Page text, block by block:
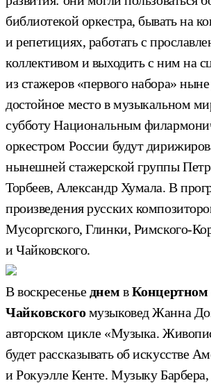
библиотекой оркестра, бывать на
и репетициях, работать с
коллективом и выходить с ним на
из стажеров «первого набора»
достойное место в музыкальном
субботу Национальным
оркестром России будут
нынешней стажерской группы
Торбеев, Александр Хумала. В
произведения русских
Мусоргского, Глинки, Римского-
и Чайковского.
В воскресенье днем вКонцертном
Чайковскогомузыковед Жанна
авторском цикле «Музыка.
будет рассказывать об искусстве
и Рокуэлле Кенте. Музыку